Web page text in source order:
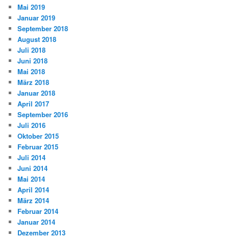
Mai 2019
Januar 2019
September 2018
August 2018
Juli 2018
Juni 2018
Mai 2018
März 2018
Januar 2018
April 2017
September 2016
Juli 2016
Oktober 2015
Februar 2015
Juli 2014
Juni 2014
Mai 2014
April 2014
März 2014
Februar 2014
Januar 2014
Dezember 2013